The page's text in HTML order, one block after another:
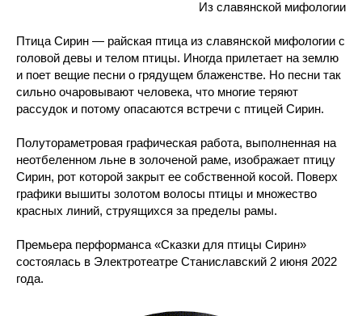
Из славянской мифологии
Птица Сирин — райская птица из славянской мифологии с
головой девы и телом птицы. Иногда прилетает на землю
и поет вещие песни о грядущем блаженстве. Но песни так
сильно очаровывают человека, что многие теряют
рассудок и потому опасаются встречи с птицей Сирин.
Полутораметровая графическая работа, выполненная на
неотбеленном льне в золоченой раме, изображает птицу
Сирин, рот которой закрыт ее собственной косой. Поверх
графики вышиты золотом волосы птицы и множество
красных линий, струящихся за пределы рамы.
Премьера перформанса «Сказки для птицы Сирин»
состоялась в Электротеатре Станиславский 2 июня 2022
года.